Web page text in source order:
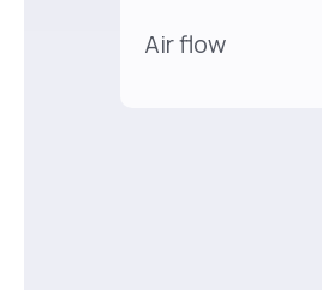
Air flow